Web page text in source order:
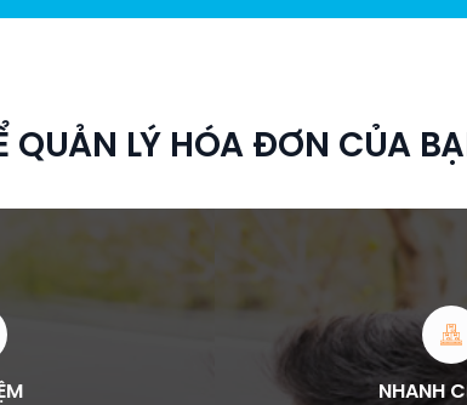
LÝ HÓA ĐƠN CỦA
NHANH